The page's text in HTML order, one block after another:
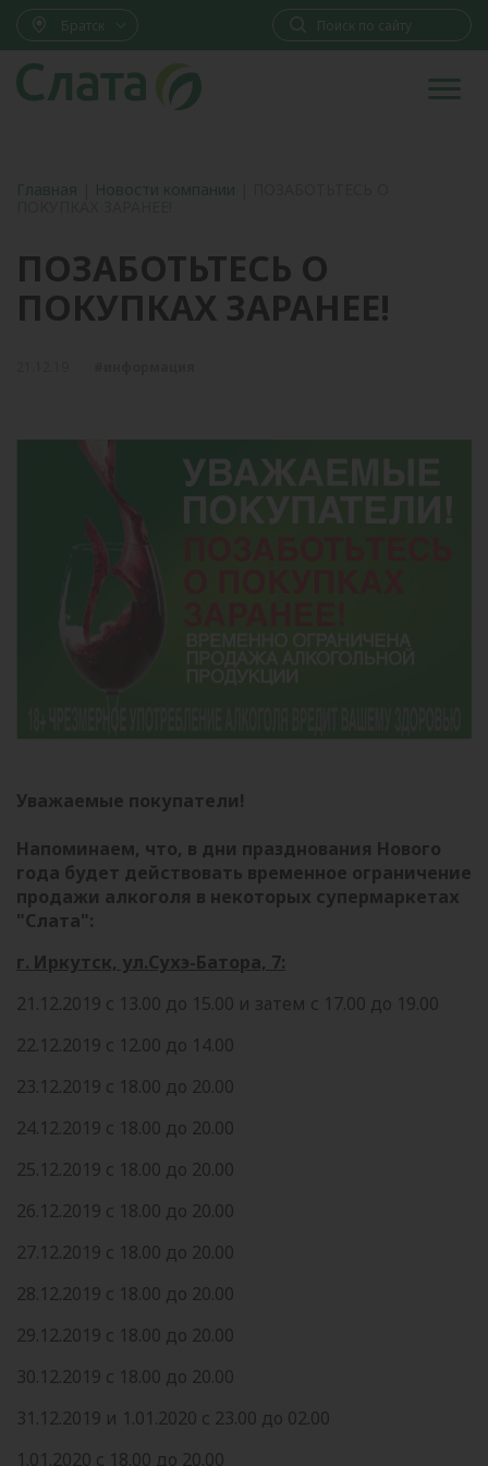
Братск
Главная Новости компании
ПОЗАБОТЬТЕСЬ О
ПОКУПКАХ ЗАРАНЕЕ!
Уважаемые покупатели!
Напоминаем, что, в дни празднования Нового
года будет действовать временное ограничение
продажи алкоголя в некоторых супермаркетах
"Слата":
г. Иркутск, ул.Сухэ-Батора, 7:
21.12.2019 с 13.00 до 15.00 и затем с 17.00 до 19.00
22.12.2019 с 12.00 до 14.00
23.12.2019 с 18.00 до 20.00
24.12.2019 с 18.00 до 20.00
25.12.2019 с 18.00 до 20.00
26.12.2019 с 18.00 до 20.00
27.12.2019 с 18.00 до 20.00
28.12.2019 с 18.00 до 20.00
29.12.2019 с 18.00 до 20.00
30.12.2019 с 18.00 до 20.00
31.12.2019 и 1.01.2020 с 23.00 до 02.00
1.01.2020 с 18.00 до 20.00